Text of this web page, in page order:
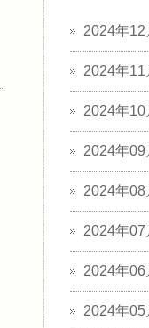
2024年12
2024年11
2024年10
2024年09
2024年08
2024年07
2024年06
2024年05